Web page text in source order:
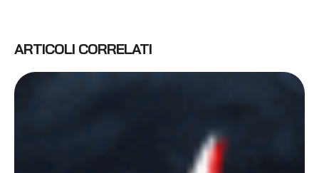
ARTICOLI CORRELATI